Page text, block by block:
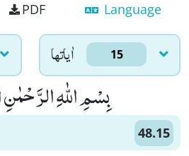
PDF Language
اٰياتها 15
بِسْمِ اللّٰهِ
48.15